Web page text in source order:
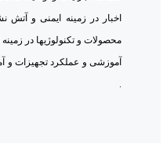
اخبار در زمینه ایمنی و آتش
محصولات و تکنولوژیها در
آموزشی و عملکرد تجهیزات و
.